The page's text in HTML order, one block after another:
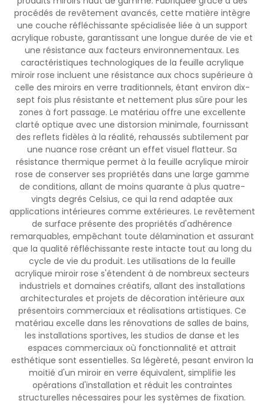
procédés de revêtement avancés, cette matière intègre
une couche réfléchissante spécialisée liée à un support
acrylique robuste, garantissant une longue durée de vie et
une résistance aux facteurs environnementaux. Les
caractéristiques technologiques de la feuille acrylique
miroir rose incluent une résistance aux chocs supérieure à
celle des miroirs en verre traditionnels, étant environ dix-
sept fois plus résistante et nettement plus sûre pour les
zones à fort passage. Le matériau offre une excellente
clarté optique avec une distorsion minimale, fournissant
des reflets fidèles à la réalité, rehaussés subtilement par
une nuance rose créant un effet visuel flatteur. Sa
résistance thermique permet à la feuille acrylique miroir
rose de conserver ses propriétés dans une large gamme
de conditions, allant de moins quarante à plus quatre-
vingts degrés Celsius, ce qui la rend adaptée aux
applications intérieures comme extérieures. Le revêtement
de surface présente des propriétés d'adhérence
remarquables, empêchant toute délamination et assurant
que la qualité réfléchissante reste intacte tout au long du
cycle de vie du produit. Les utilisations de la feuille
acrylique miroir rose s'étendent à de nombreux secteurs
industriels et domaines créatifs, allant des installations
architecturales et projets de décoration intérieure aux
présentoirs commerciaux et réalisations artistiques. Ce
matériau excelle dans les rénovations de salles de bains,
les installations sportives, les studios de danse et les
espaces commerciaux où fonctionnalité et attrait
esthétique sont essentielles. Sa légèreté, pesant environ la
moitié d'un miroir en verre équivalent, simplifie les
opérations d'installation et réduit les contraintes
structurelles nécessaires pour les systèmes de fixation.